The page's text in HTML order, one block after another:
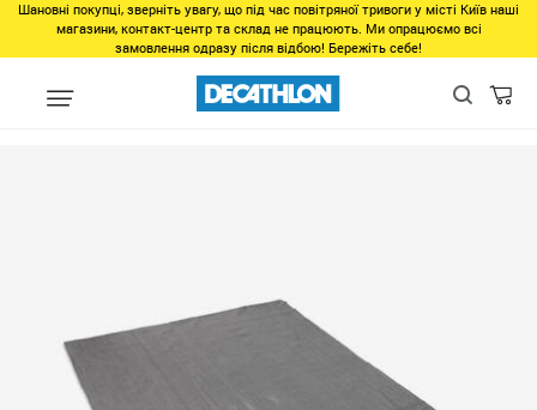
Шановні покупці, зверніть увагу, що під час повітряної тривоги у місті Київ наші
магазини, контакт-центр та склад не працюють. Ми опрацюємо всі
замовлення одразу після відбою! Бережіть себе!
Распродажа Останні розміри туризм та походи КОВРИК